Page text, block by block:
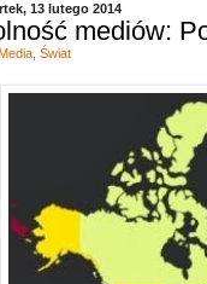
13 lutego 2014
mediów:
Media, Świat